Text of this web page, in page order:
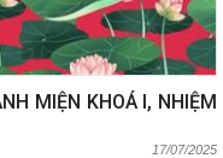
MIỆN KHOÁ I, NHIỆM
17/07/2025